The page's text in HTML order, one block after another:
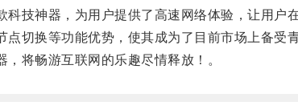
神器，为用户提供了高速网络体验，让用户
换等功能优势，使其成为了目前市场上备受青
将畅游互联网的乐趣尽情释放！。